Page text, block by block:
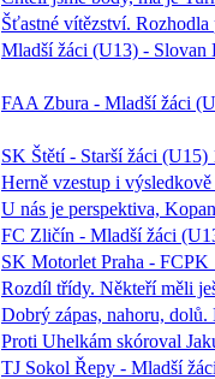
Šťastné vítězství.
Mladší žáci (U13) - Slovan
FAA Zbura - Mladší žáci
SK Štětí - Starší žáci (U15)
Herně vzestup i
U nás je perspektiva,
FC Zličín - Mladší žáci
SK Motorlet Praha - FCPK
Rozdíl třídy. Někteří měli
Dobrý zápas, nahoru,
Proti Uhelkám skóroval
TJ Sokol Řepy - Mladší